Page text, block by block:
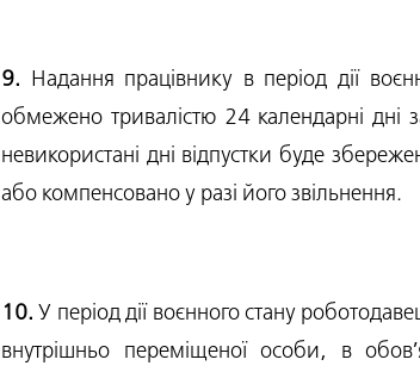
9.
Надання працівнику в період дії
обмежено тривалістю 24 календарні дні
невикористані дні відпустки буде
або компенсовано у разі його звільнення.
10. У період дії воєнного стану
внутрішньо переміщеної особи, в